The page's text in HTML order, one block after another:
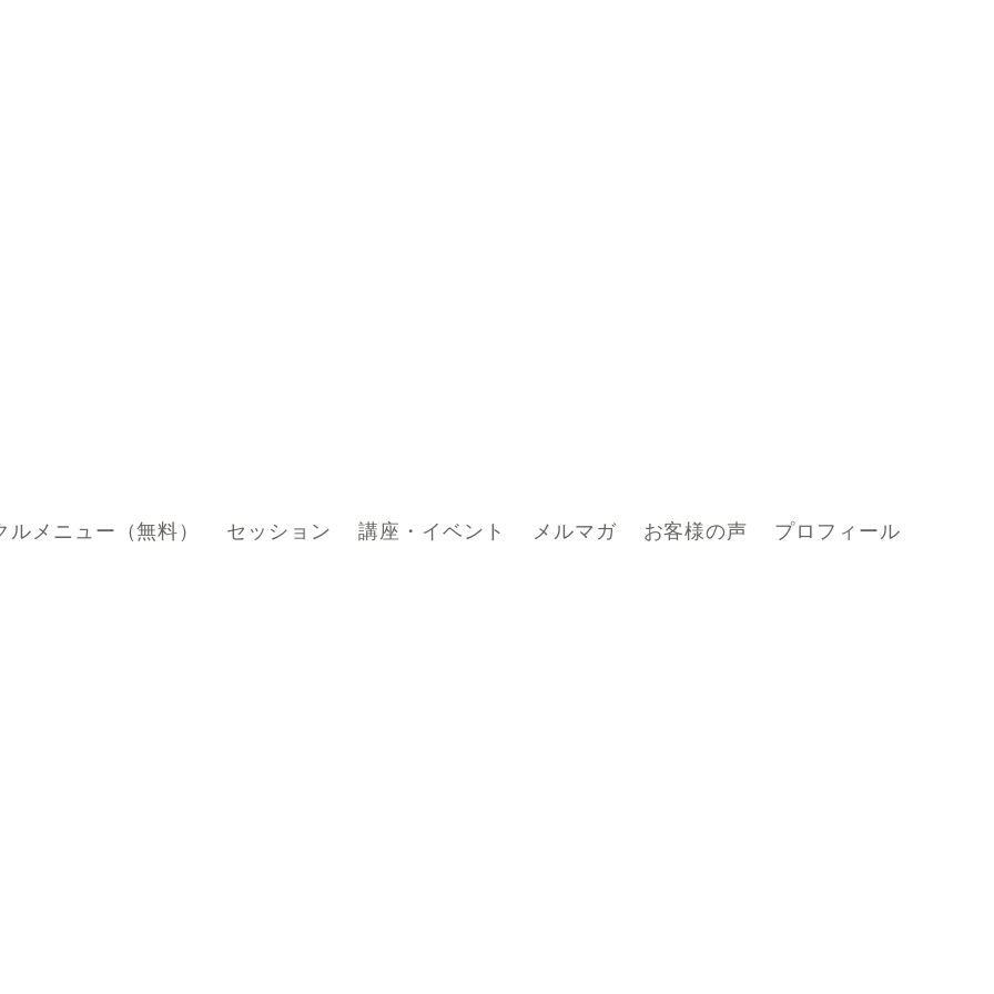
ルメニュー（無料） セッション 講座・イベント メルマガ お客様の声 プロフィール